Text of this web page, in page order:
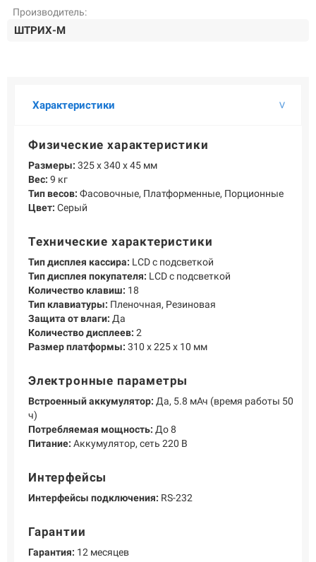
Подробнее о компании «POScenter» - одном из лидеров в сфере
ПОЛЕЗНЫЕ РЕСУРСЫ
Самая актуальная и необходимая информация о нововведениях и
технической составляющей ассортимента «POScenter».
НОВОСТИ ЖУРНАЛ КОНФЕРЕНЦИИ
+7 (495) 518-94-41
Производитель:
ШТРИХ-М
Характеристики
Физические характеристики
Размеры: 325 х 340 х 45 мм
Вес: 9 кг
Тип весов: Фасовочные, Платформенные, Порционные
Цвет: Серый
Технические характеристики
Тип дисплея кассира: LCD с подсветкой
Тип дисплея покупателя: LCD с подсветкой
Количество клавиш: 18
Тип клавиатуры: Пленочная, Резиновая
Защита от влаги: Да
Количество дисплеев: 2
Размер платформы: 310 х 225 х 10 мм
Электронные параметры
Встроенный аккумулятор: Да, 5.8 мАч (время работы 50
ч)
Потребляемая мощность: До 8
Питание: Аккумулятор, сеть 220 В
Интерфейсы
Интерфейсы подключения: RS-232
Гарантии
Гарантия: 12 месяцев